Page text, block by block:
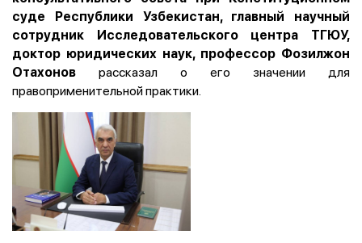
суде Республики Узбекистан, главный научный
сотрудник Исследовательского центра ТГЮУ,
доктор юридических наук, профессор Фозилжон
Отахонов рассказал о его значении для
правоприменительной практики.